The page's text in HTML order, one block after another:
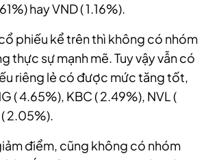
hay VND ( 1.16%).
phiếu kể trên thì không có nhóm
thực sự mạnh mẽ. Tuy vậy vẫn có
riêng lẻ có được mức tăng tốt,
( 4.65%), KBC ( 2.49%), NVL (
2.05%).
điểm, cũng không có nhóm